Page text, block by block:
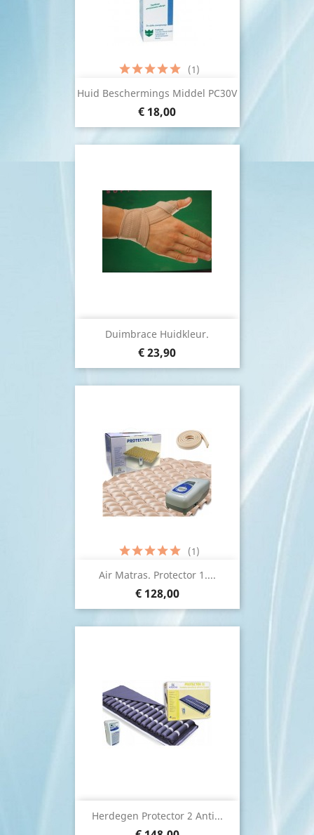
Huid Beschermings Middel PC30V
€ 18,00
(1)
Duimbrace Huidkleur.
€ 23,90
Air Matras. Protector 1....
€ 128,00
(1)
Herdegen Protector 2 Anti...